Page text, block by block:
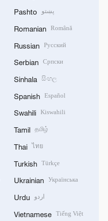
Pashto پښتو
Romanian Română
Russian Русский
Serbian Српски
Sinhala සිංහල
Spanish Español
Swahili Kiswahili
Tamil தமிழ்
Thai ไทย
Turkish Türkçe
Ukrainian Українська
Urdu اردو
Vietnamese Tiếng Việt